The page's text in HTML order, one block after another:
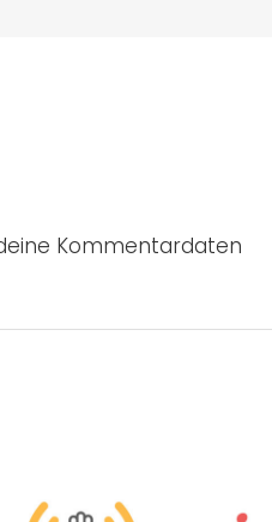
Kommentardaten